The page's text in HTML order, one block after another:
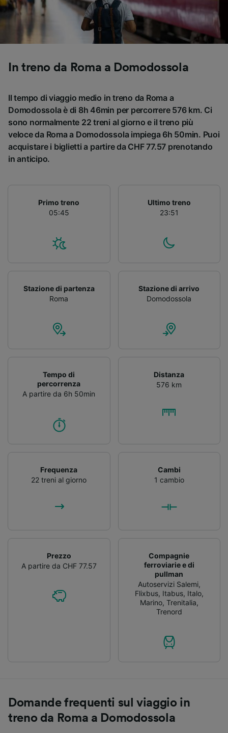
In treno da Roma a Domodossola
Il tempo di viaggio medio in treno da Roma a
Domodossola è di 8h 46min per percorrere 576 km. Ci
sono normalmente 22 treni al giorno e il treno più
veloce da Roma a Domodossola impiega 6h 50min. Puoi
acquistare i biglietti a partire da CHF 77.57 prenotando
in anticipo.
Primo treno
05:45
Ultimo treno
23:51
Stazione di partenza
Roma
Stazione di arrivo
Domodossola
Tempo di
percorrenza
A partire da 6h 50min
Distanza
576 km
Frequenza
22 treni al giorno
Cambi
1 cambio
Prezzo
A partire da CHF 77.57
Compagnie
ferroviarie e di
pullman
Autoservizi Salemi,
Flixbus, Itabus, Italo,
Marino, Trenitalia,
Trenord
Domande frequenti sul viaggio in
treno da Roma a Domodossola
Utilizzare dati di geolocalizzazione precisi.
Scansione attiva delle caratteristiche del
dispositivo ai fini dell’identificazione.
Archiviare informazioni su dispositivo e/o
personalizzati, misurazione delle prestazioni
dei contenuti e degli annunci, ricerche sul
Elenco dei partner (fornitori)